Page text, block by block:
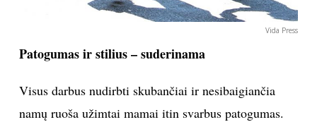
Vida Press
Patogumas ir stilius – suderinama
Visus darbus nudirbti skubančiai ir nesibaigiančia
namų ruoša užimtai mamai itin svarbus patogumas.